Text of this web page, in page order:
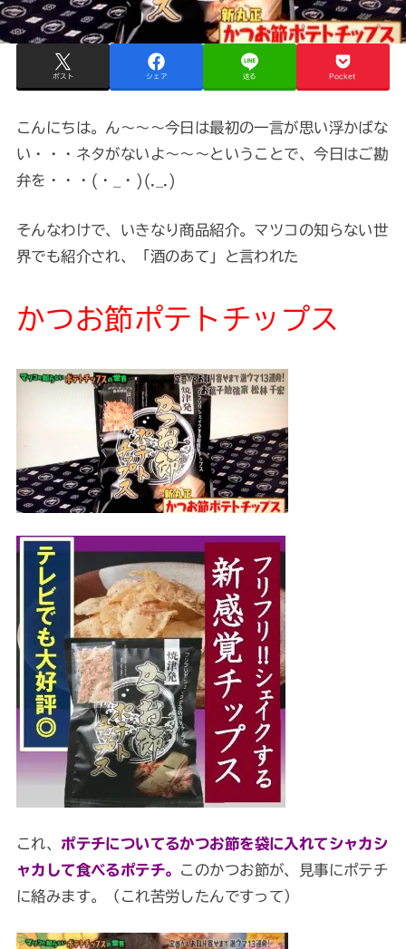
ポスト シェア 送る Pocket
こんにちは。ん～～～今日は最初の一言が思い浮かばな
い・・・ネタがないよ～～～ということで、今日はご勘
弁を・・・(・_・)(._.)
そんなわけで、いきなり商品紹介。マツコの知らない世
界でも紹介され、「酒のあて」と言われた
かつお節ポテトチップス
これ、 ポテチについてるかつお節を袋に入れてシャカシ
ャカして食べるポテチ。 このかつお節が、見事にポテチ
に絡みます。（これ苦労したんですって）